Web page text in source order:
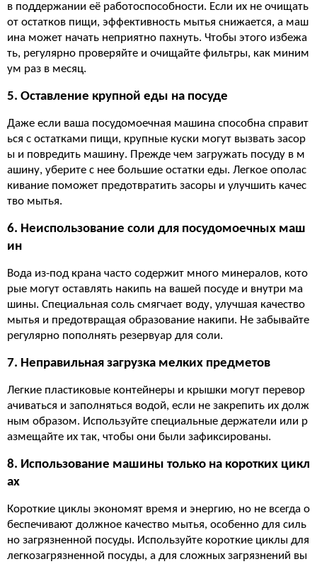
в поддержании её работоспособности. Если их не очищать
от остатков пищи, эффективность мытья снижается, а маш
ина может начать неприятно пахнуть. Чтобы этого избежа
ть, регулярно проверяйте и очищайте фильтры, как миним
ум раз в месяц.
5. Оставление крупной еды на посуде
Даже если ваша посудомоечная машина способна справит
ься с остатками пищи, крупные куски могут вызвать засор
ы и повредить машину. Прежде чем загружать посуду в м
ашину, уберите с нее большие остатки еды. Легкое ополас
кивание поможет предотвратить засоры и улучшить качес
тво мытья.
6. Неиспользование соли для посудомоечных маш
ин
Вода из-под крана часто содержит много минералов, кото
рые могут оставлять накипь на вашей посуде и внутри ма
шины. Специальная соль смягчает воду, улучшая качество
мытья и предотвращая образование накипи. Не забывайте
регулярно пополнять резервуар для соли.
7. Неправильная загрузка мелких предметов
Легкие пластиковые контейнеры и крышки могут перевор
ачиваться и заполняться водой, если не закрепить их долж
ным образом. Используйте специальные держатели или р
азмещайте их так, чтобы они были зафиксированы.
8. Использование машины только на коротких цикл
ах
Короткие циклы экономят время и энергию, но не всегда о
беспечивают должное качество мытья, особенно для силь
но загрязненной посуды. Используйте короткие циклы для
легкозагрязненной посуды, а для сложных загрязнений вы